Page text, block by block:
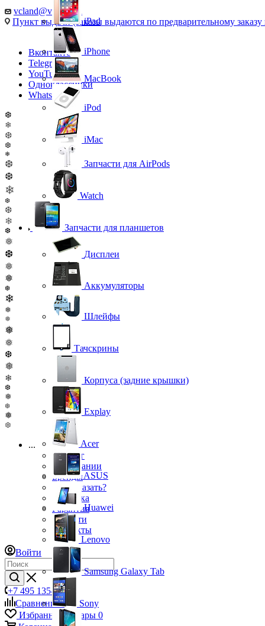
vcland@vcland.ru
Пункт выдачи (заказы выдаются по предварительному заказу
Вконтакте
Telegram
YouTube
Одноклассники
WhatsApp
❆
❄
❆
❆
❄
❆
❆
❄
❆
❆
❄
❆
❅
❆
❅
❅
❆
❄
❅
❅
❅
❅
❆
❅
❄
❆
❅
❆
❅
❆
...
Каталог
О компании
Бренды
Как заказать?
Доставка
Гарантия
Новости
Контакты
Войти
+7 495 135-39-43
Сравнение0
Избранные товары 0
iPad
iPhone
MacBook
iPod
iMac
Запчасти для AirPods
Watch
Запчасти для планшетов
Дисплеи
Аккумуляторы
Шлейфы
Тачскрины
Корпуса (задние крышки)
Explay
Acer
ASUS
Huawei
Lenovo
Samsung Galaxy Tab
Sony